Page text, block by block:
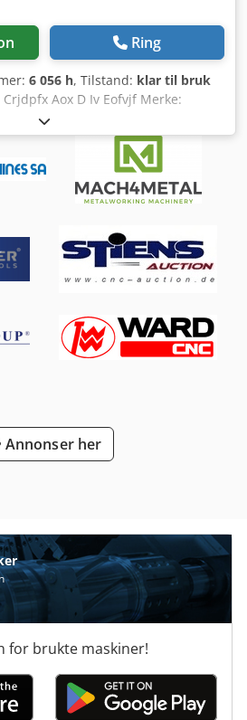
Ring
6 056 h, Tilstand: klar til bruk
Aox D Iv Eofvjf Merke:
Generelle data Bredde: 3150 mm
2135 mm Maskinvekt: 10 000 kg
3600 o/min
30 m/min Y-akse
min Z-akse hurtigforflytning: 33
diameter: 600 mm Verktøy
12 Denne 3-akse horisontale
i 2020 har Siemens 840D-styring og
med spontransportør, Siemens
og avtrekkssystem for røyk, noe som
Annonser her
for brukte maskiner!